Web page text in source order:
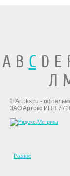
A B CD E
Л
© Artoks.ru -
ЗАО Артокс ИНН
Разное